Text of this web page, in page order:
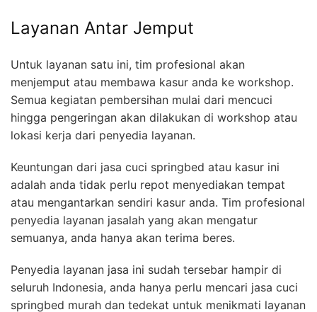
Layanan Antar Jemput
Untuk layanan satu ini, tim profesional akan
menjemput atau membawa kasur anda ke workshop.
Semua kegiatan pembersihan mulai dari mencuci
hingga pengeringan akan dilakukan di workshop atau
lokasi kerja dari penyedia layanan.
Keuntungan dari jasa cuci springbed atau kasur ini
adalah anda tidak perlu repot menyediakan tempat
atau mengantarkan sendiri kasur anda. Tim profesional
penyedia layanan jasalah yang akan mengatur
semuanya, anda hanya akan terima beres.
Penyedia layanan jasa ini sudah tersebar hampir di
seluruh Indonesia, anda hanya perlu mencari jasa cuci
springbed murah dan tedekat untuk menikmati layanan